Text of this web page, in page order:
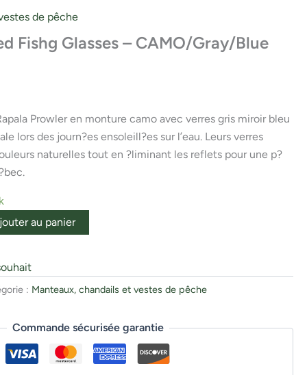
de pêche
Fishg Glasses – CAMO/Gray/Blue
Prowler en monture camo avec verres gris miroir bleu
lors des journ?es ensoleill?es sur l’eau. Leurs verres
naturelles tout en ?liminant les reflets pour une p?
au panier
: Manteaux, chandails et vestes de pêche
Commande sécurisée garantie